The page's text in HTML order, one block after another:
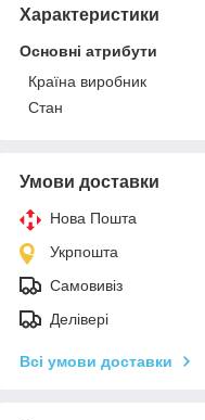
Характеристики
Основні атрибути
Країна виробник
Стан
Умови доставки
Нова Пошта
Укрпошта
Самовивіз
Делівері
Всі умови доставки